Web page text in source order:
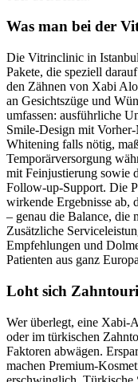
Was man bei der
Die Vitrinclinic in
Pakete, die speziell
den Zähnen von Xabi
an Gesichtszüge und
umfassen: ausführliche
Smile-Design mit
Whitening falls nötig,
Temporärversorgung
mit Feinjustierung sowie
Follow-up-Support. Die
wirkende Ergebnisse ab,
– genau die Balance, die
Zusätzliche
Empfehlungen und
Patienten aus ganz
Loht sich
Wer überlegt, eine Xabi-
oder im türkischen
Faktoren abwägen.
machen Premium-